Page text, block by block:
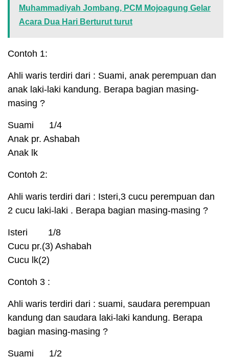
Muhammadiyah Jombang, PCM Mojoagung Gelar
Acara Dua Hari Berturut turut
Contoh 1:
Ahli waris terdiri dari : Suami, anak perempuan dan
anak laki-laki kandung. Berapa bagian masing-
masing ?
Suami 1/4
Anak pr. Ashabah
Anak lk
Contoh 2:
Ahli waris terdiri dari : Isteri,3 cucu perempuan dan
2 cucu laki-laki . Berapa bagian masing-masing ?
Isteri 1/8
Cucu pr.(3) Ashabah
Cucu lk(2)
Contoh 3 :
Ahli waris terdiri dari : suami, saudara perempuan
kandung dan saudara laki-laki kandung. Berapa
bagian masing-masing ?
Suami 1/2